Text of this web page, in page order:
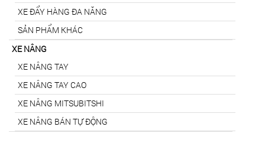
XE ĐẨY HÀNG ĐA NĂNG
SẢN PHẨM KHÁC
XE NÂNG
XE NÂNG TAY
XE NÂNG TAY CAO
XE NÂNG MITSUBITSHI
XE NÂNG BÁN TỰ ĐỘNG